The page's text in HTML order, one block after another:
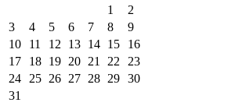
1
2
3
4 5 6 7 8
9
10
11 12 13 14 15
16
17
18 19 20 21 22
23
24
25 26 27 28 29 30
31